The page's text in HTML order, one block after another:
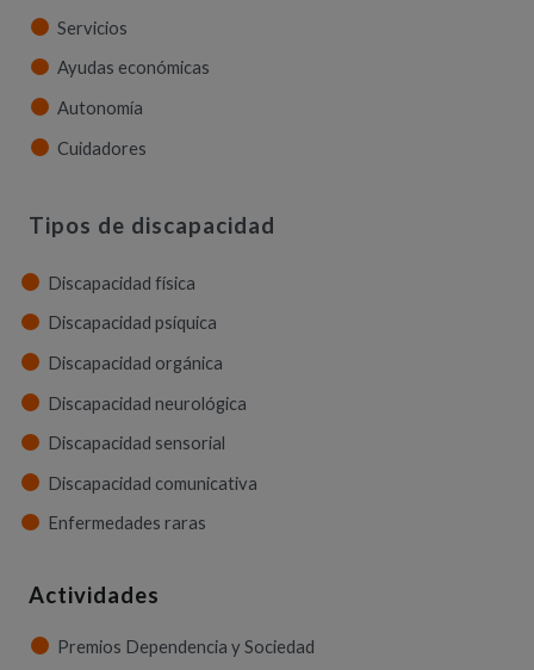
Servicios
Ayudas económicas
Autonomía
Cuidadores
Tipos de discapacidad
Discapacidad física
Discapacidad psíquica
Discapacidad orgánica
Discapacidad neurológica
Discapacidad sensorial
Discapacidad comunicativa
Enfermedades raras
Actividades
Premios Dependencia y Sociedad